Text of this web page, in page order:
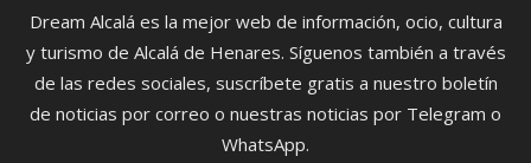
Dream Alcalá es la mejor web de información, ocio, cultura
y turismo de Alcalá de Henares. Síguenos también a través
de las redes sociales, suscríbete gratis a nuestro boletín
de noticias por correo o nuestras noticias por Telegram o
WhatsApp.